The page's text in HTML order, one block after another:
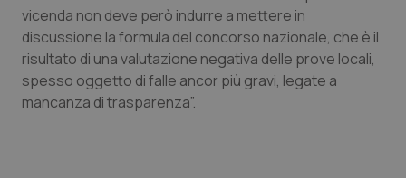
Quotidiano Oncologia
Quotidiano Pediatria
Rene & patologie urogenitali
vicenda non deve però indurre a mettere in
discussione la formula del concorso nazionale, che è il
risultato di una valutazione negativa delle prove locali,
spesso oggetto di falle ancor più gravi, legate a
mancanza di trasparenza”.